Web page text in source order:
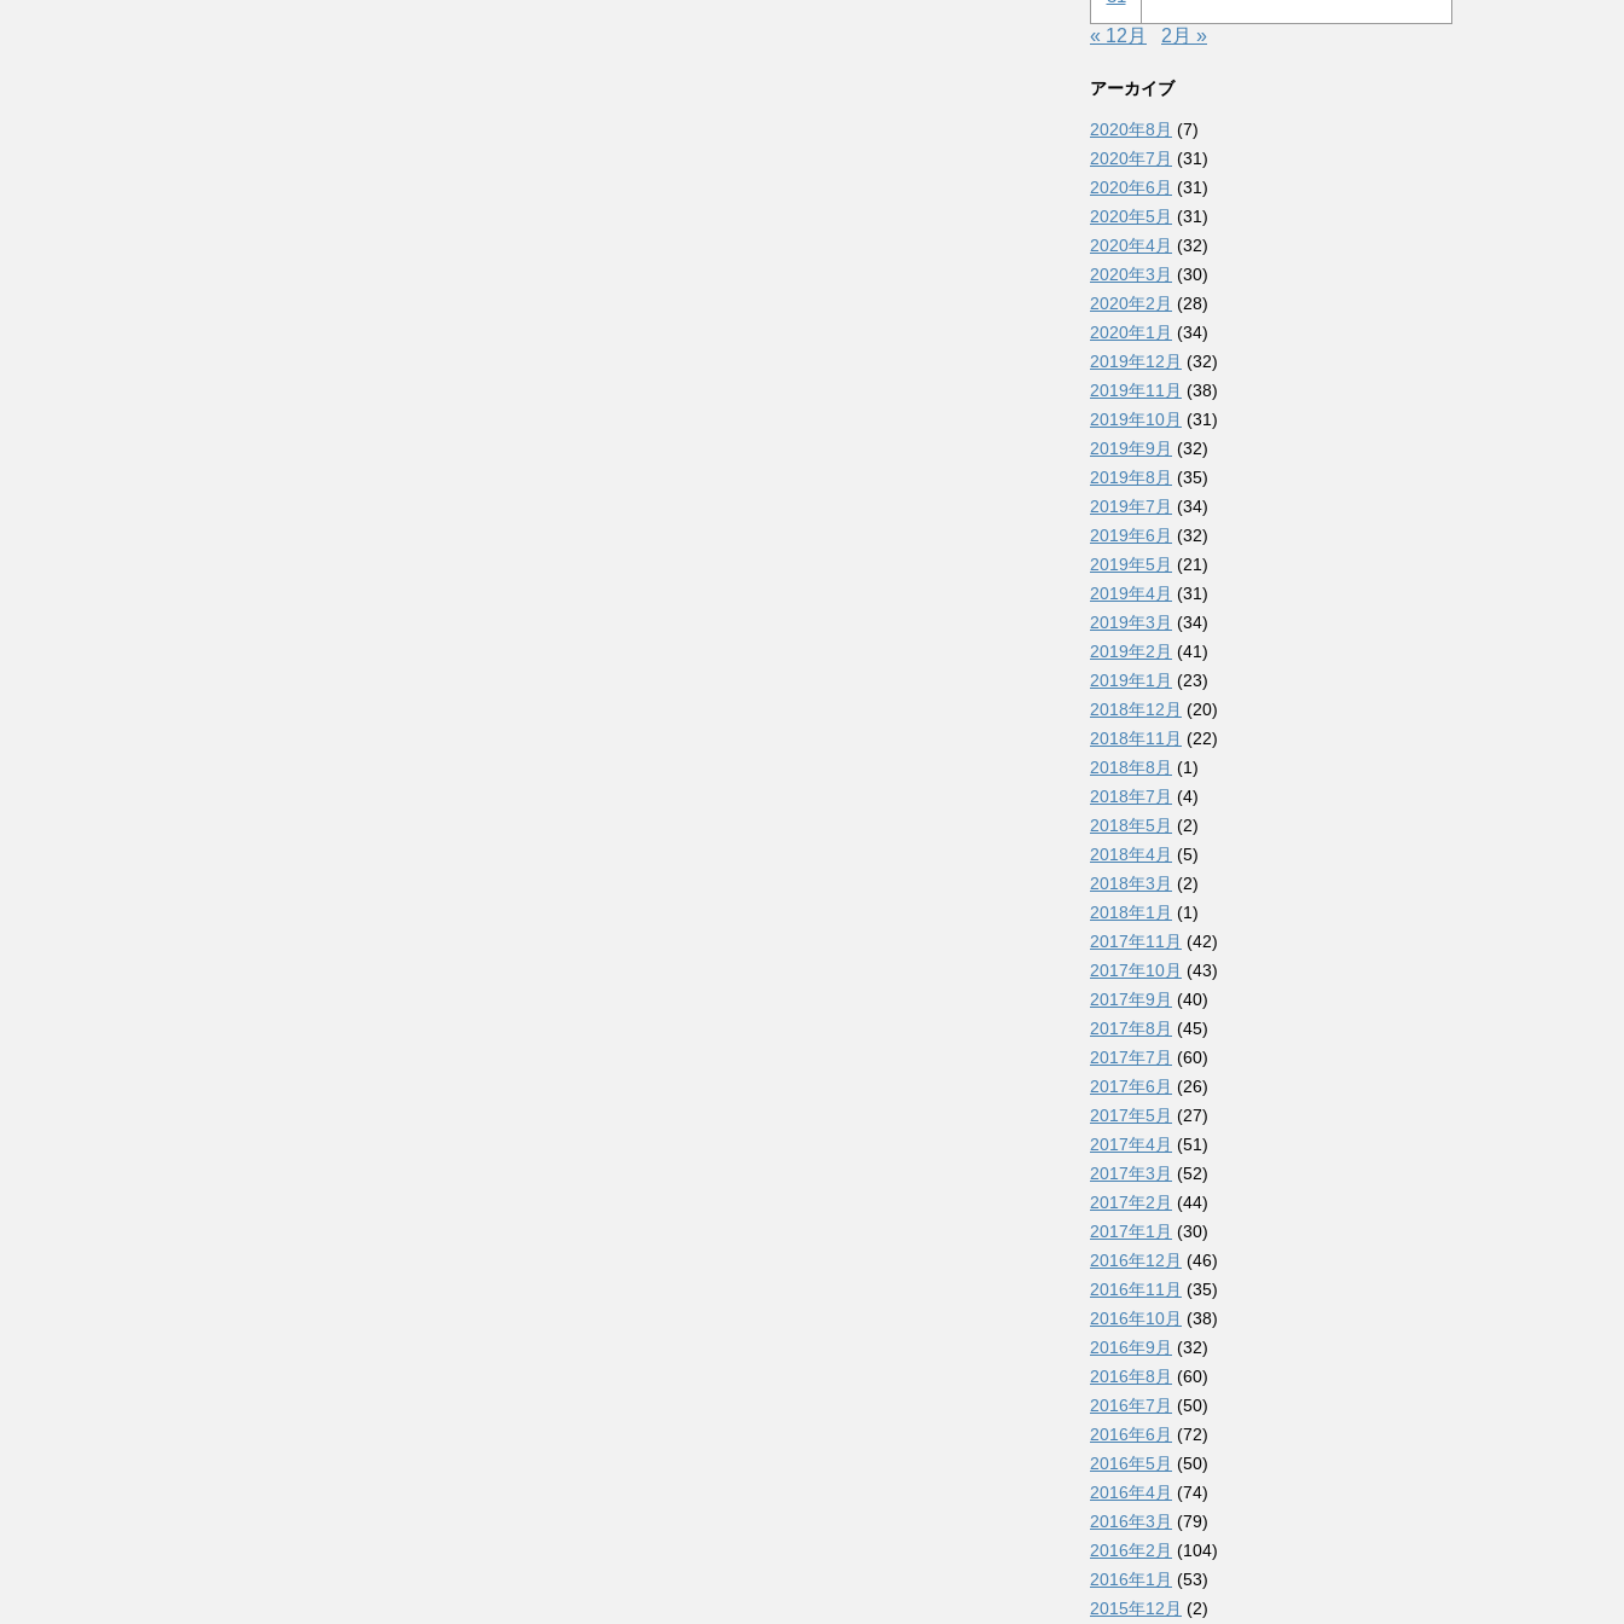
« 12月
2月 »
アーカイブ
2020年8月 (7)
2020年7月 (31)
2020年6月 (31)
2020年5月 (31)
2020年4月 (32)
2020年3月 (30)
2020年2月 (28)
2020年1月 (34)
2019年12月 (32)
2019年11月 (38)
2019年10月 (31)
2019年9月 (32)
2019年8月 (35)
2019年7月 (34)
2019年6月 (32)
2019年5月 (21)
2019年4月 (31)
2019年3月 (34)
2019年2月 (41)
2019年1月 (23)
2018年12月 (20)
2018年11月 (22)
2018年8月 (1)
2018年7月 (4)
2018年5月 (2)
2018年4月 (5)
2018年3月 (2)
2018年1月 (1)
2017年11月 (42)
2017年10月 (43)
2017年9月 (40)
2017年8月 (45)
2017年7月 (60)
2017年6月 (26)
2017年5月 (27)
2017年4月 (51)
2017年3月 (52)
2017年2月 (44)
2017年1月 (30)
2016年12月 (46)
2016年11月 (35)
2016年10月 (38)
2016年9月 (32)
2016年8月 (60)
2016年7月 (50)
2016年6月 (72)
2016年5月 (50)
2016年4月 (74)
2016年3月 (79)
2016年2月 (104)
2016年1月 (53)
2015年12月 (2)